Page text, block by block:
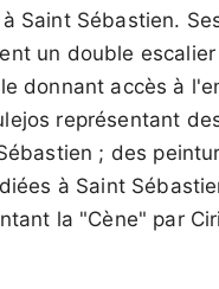
Saint Sébastien.
un double escalier
donnant accès à
représentant
; des
à Saint
la "Cène" par